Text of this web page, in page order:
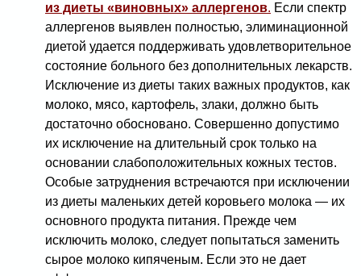
из диеты «виновных» аллергенов. Если спектр
аллергенов выявлен полностью, элиминационной
диетой удается поддерживать удовлетворительное
состояние больного без дополнительных лекарств.
Исключение из диеты таких важных продуктов, как
молоко, мясо, картофель, злаки, должно быть
достаточно обосновано. Совершенно допустимо
их исключение на длительный срок только на
основании слабоположительных кожных тестов.
Особые затруднения встречаются при исключении
из диеты маленьких детей коровьего молока — их
основного продукта питания. Прежде чем
исключить молоко, следует попытаться заменить
сырое молоко кипяченым. Если это не дает